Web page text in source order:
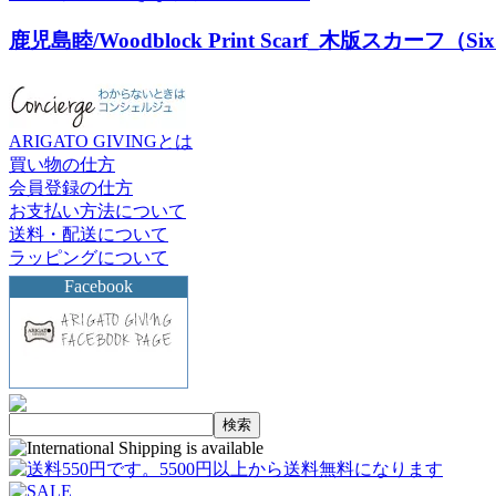
鹿児島睦/Woodblock Print Scarf_木版スカーフ（
ARIGATO GIVINGとは
買い物の仕方
会員登録の仕方
お支払い方法について
送料・配送について
ラッピングについて
Facebook